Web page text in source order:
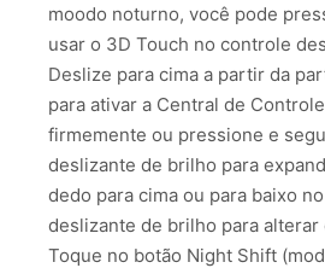
moodo noturno, você pode
usar o 3D Touch no controle
Deslize para cima a partir da
para ativar a Central de
firmemente ou pressione e
deslizante de brilho para
dedo para cima ou para baixo
deslizante de brilho para alterar
Toque no botão Night Shift